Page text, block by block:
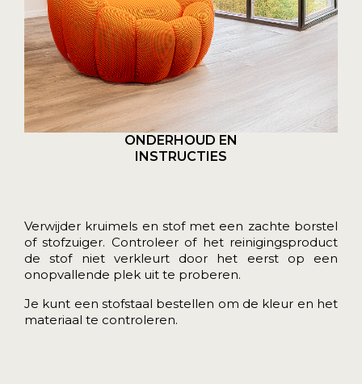
ONDERHOUD EN
INSTRUCTIES
Verwijder kruimels en stof met een zachte borstel
of stofzuiger. Controleer of het reinigingsproduct
de stof niet verkleurt door het eerst op een
onopvallende plek uit te proberen.
Je kunt een stofstaal bestellen om de kleur en het
materiaal te controleren.